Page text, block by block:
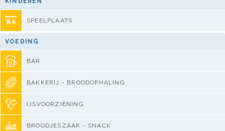
SPEELPLAATS
VOEDING
BAR
BAKKERIJ - BROODOPHALING
IJSVOORZIENING
BROODJESZAAK - SNACK